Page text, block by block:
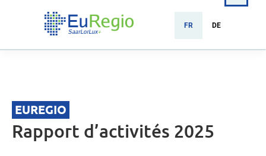
FR DE
EUREGIO
Rapport d’activités 2025